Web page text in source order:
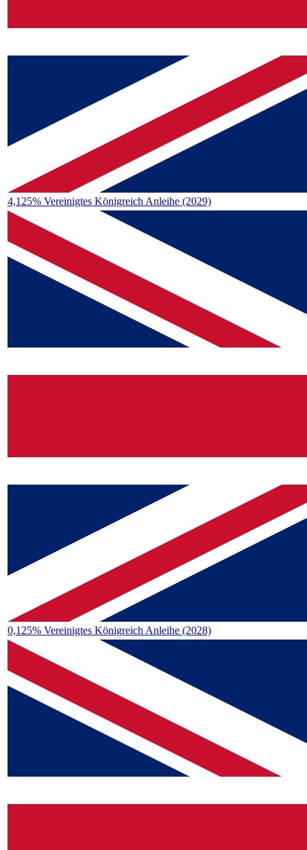
4,125% Vereinigtes Königreich Anleihe (2029)
0,125% Vereinigtes Königreich Anleihe (2028)